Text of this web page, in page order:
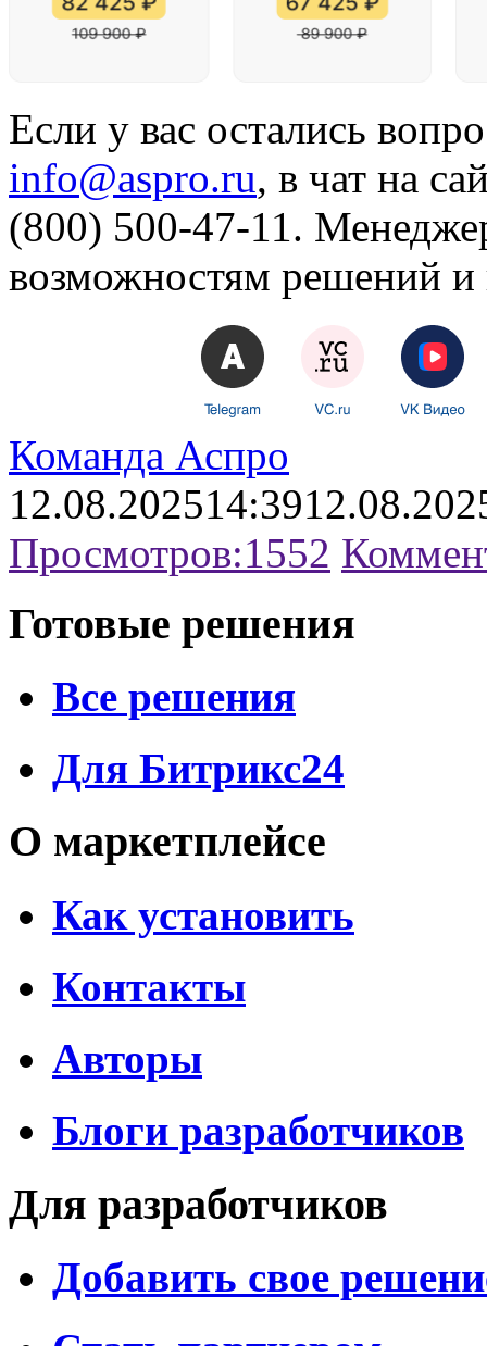
Если у вас остались
info@aspro.ru, в чат на
(800) 500-47-11.
возможностям решений и
Команда Аспро
12.08.202514:39
Просмотров:1552
Готовые решения
Все решения
Для Битрикс24
О маркетплейсе
Как установить
Контакты
Авторы
Блоги разработчиков
Для разработчиков
Добавить свое